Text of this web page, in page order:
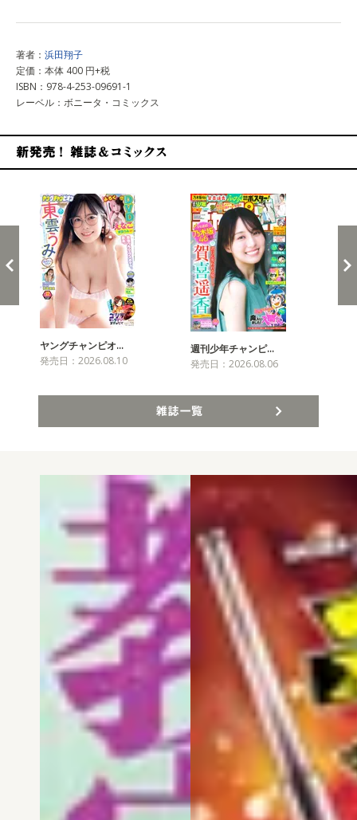
著者： 浜田翔子
定価：本体 400 円+税
ISBN：978-4-253-09691-1
レーベル：ボニータ・コミックス
ヤングチャンピオ…
発売日：2026.08.10
週刊少年チャンピ…
発売日：2026.08.06